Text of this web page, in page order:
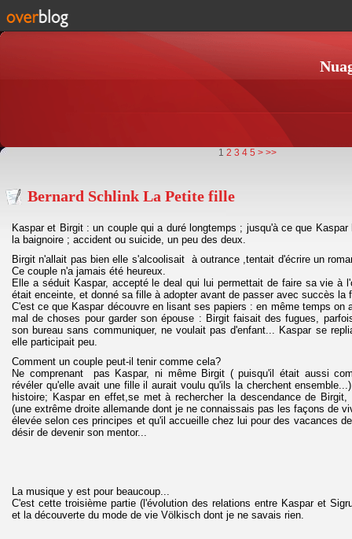
1 2 3 4 5 > >>
Bernard Schlink La Petite fille
Kaspar et Birgit : un couple qui a duré longtemps ; jusqu'à ce que
la baignoire ; accident ou suicide, un peu des deux.
Birgit n'allait pas bien elle s'alcoolisait à outrance ,tentait d'écrire un
Ce couple n'a jamais été heureux.
Elle a séduit Kaspar, accepté le deal qui lui permettait de faire sa vie à
était enceinte, et donné sa fille à adopter avant de passer avec succès la
C'est ce que Kaspar découvre en lisant ses papiers : en même temps on
mal de choses pour garder son épouse : Birgit faisait des fugues,
son bureau sans communiquer, ne voulait pas d'enfant... Kaspar se
elle participait peu.
Comment un couple peut-il tenir comme cela?
Ne comprenant pas Kaspar, ni même Birgit ( puisqu'il était aussi
révéler qu'elle avait une fille il aurait voulu qu'ils la cherchent
histoire; Kaspar en effet,se met à rechercher la descendance de
(une extrême droite allemande dont je ne connaissais pas les façons de
élevée selon ces principes et qu'il accueille chez lui pour des vacances
désir de devenir son mentor...
La musique y est pour beaucoup...
C'est cette troisième partie (l'évolution des relations entre Kaspar et
et la découverte du mode de vie Völkisch dont je ne savais rien.